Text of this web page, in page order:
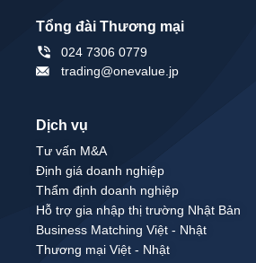
Tổng đài Thương mại
024 7306 0779
trading@onevalue.jp
Dịch vụ
Tư vấn M&A
Định giá doanh nghiệp
Thẩm định doanh nghiệp
Hỗ trợ gia nhập thị trường Nhật Bản
Business Matching Việt - Nhật
Thương mại Việt - Nhật